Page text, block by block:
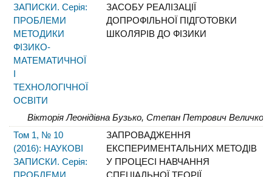
ЗАПИСКИ. Серія:
ПРОБЛЕМИ
МЕТОДИКИ
ФІЗИКО-
МАТЕМАТИЧНОЇ
І
ТЕХНОЛОГІЧНОЇ
ОСВІТИ
ЗАСОБУ РЕАЛІЗАЦІЇ
ДОПРОФІЛЬНОЇ ПІДГОТОВКИ
ШКОЛЯРІВ ДО ФІЗИКИ
Вікторія Леонідівна Бузько, Степан Петрович Величко
Том 1, № 10
(2016): НАУКОВІ
ЗАПИСКИ. Серія:
ЗАПРОВАДЖЕННЯ
ЕКСПЕРИМЕНТАЛЬНИХ МЕТОДІВ
У ПРОЦЕСІ НАВЧАННЯ